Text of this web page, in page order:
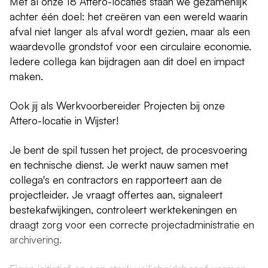
achter één doel: het creëren van een wereld waarin
afval niet langer als afval wordt gezien, maar als een
waardevolle grondstof voor een circulaire economie.
Iedere collega kan bijdragen aan dit doel en impact
maken.
Ook jij als Werkvoorbereider Projecten bij onze
Attero-locatie in Wijster!
Je bent de spil tussen het project, de procesvoering
en technische dienst. Je werkt nauw samen met
collega's en contractors en rapporteert aan de
projectleider. Je vraagt offertes aan, signaleert
bestekafwijkingen, controleert werktekeningen en
draagt zorg voor een correcte projectadministratie en
archivering.